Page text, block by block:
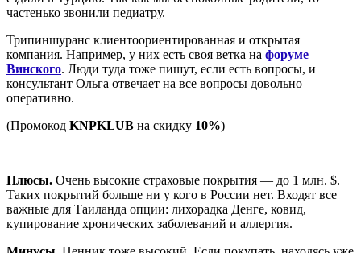
частенько звонили педиатру.
Трипиншуранс клиентоориентированная и открытая
компания. Например, у них есть своя ветка на форуме
Винского. Люди туда тоже пишут, если есть вопросы, и
консультант Ольга отвечает на все вопросы довольно
оперативно.
(Промокод KNPKLUB на скидку 10%)
Плюсы. Очень высокие страховые покрытия — до 1 млн. $.
Таких покрытий больше ни у кого в России нет. Входят все
важные для Таиланда опции: лихорадка Денге, ковид,
купирование хронических заболеваний и аллергия.